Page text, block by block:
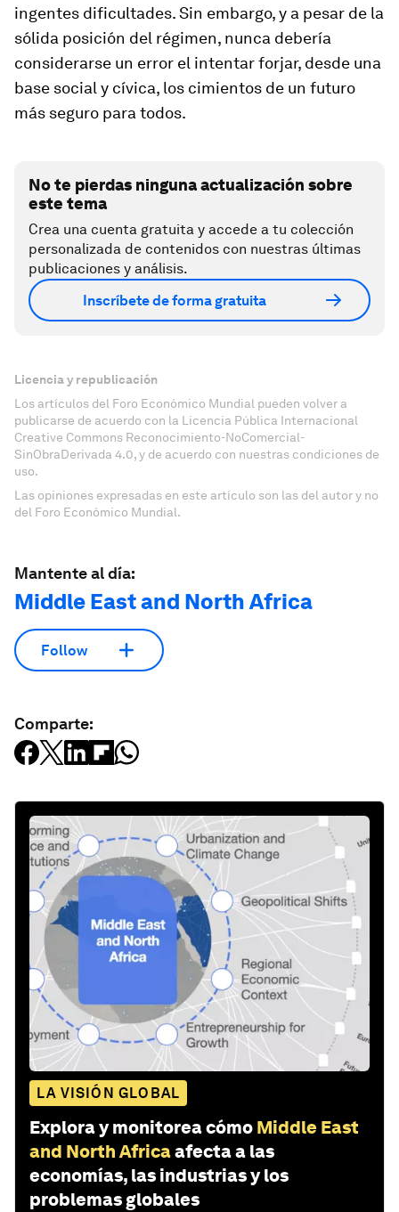
ingentes dificultades. Sin embargo, y a pesar de la
sólida posición del régimen, nunca debería
considerarse un error el intentar forjar, desde una
base social y cívica, los cimientos de un futuro
más seguro para todos.
No te pierdas ninguna actualización sobre
este tema
Crea una cuenta gratuita y accede a tu colección
personalizada de contenidos con nuestras últimas
publicaciones y análisis.
Inscríbete de forma gratuita
Licencia y republicación
Los artículos del Foro Económico Mundial pueden volver a
publicarse de acuerdo con la Licencia Pública Internacional
Creative Commons Reconocimiento-NoComercial-
SinObraDerivada 4.0, y de acuerdo con nuestras condiciones de
uso.
Las opiniones expresadas en este artículo son las del autor y no
del Foro Económico Mundial.
Mantente al día:
Middle East and North Africa
Follow
Comparte:
LA VISIÓN GLOBAL
Explora y monitorea cómo Middle East
and North Africaafecta a las
economías, las industrias y los
problemas globales